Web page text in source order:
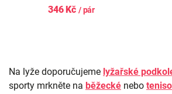
346 Kč / pár
Na lyže doporučujeme lyžařské
sporty mrkněte na běžecké nebo